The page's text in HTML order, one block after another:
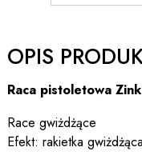
OPIS
Raca pistoletowa
Race gwiżdżące
Efekt: rakietka